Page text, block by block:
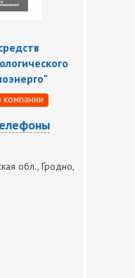
компании
обл., Гродно,